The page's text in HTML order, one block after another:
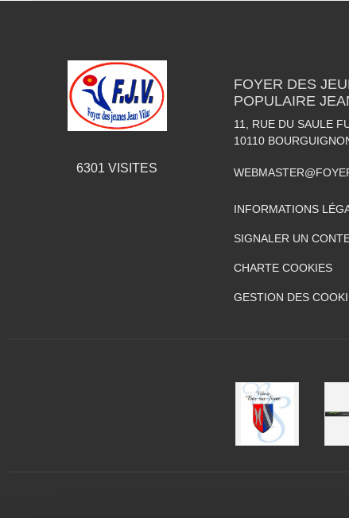
6301 VISITES
FOYER DES
POPULAIRE
11, RUE DU SAULE
10110
INFORMATIONS
SIGNALER UN
CHARTE COOKIES
GESTION DES